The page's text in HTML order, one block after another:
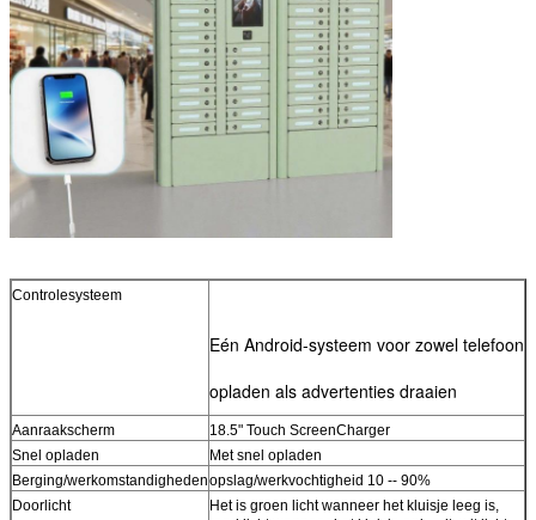
VERZENDEN
Controlesysteem
Eén Android-systeem voor zowel telefoon
opladen als advertenties draaien
Aanraakscherm
18.5" Touch ScreenCharger
Snel opladen
Met snel opladen
Berging/werkomstandighedenopslag/werkvochtigheid 10 -- 90%
Doorlicht
Het is groen licht wanneer het kluisje leeg is,